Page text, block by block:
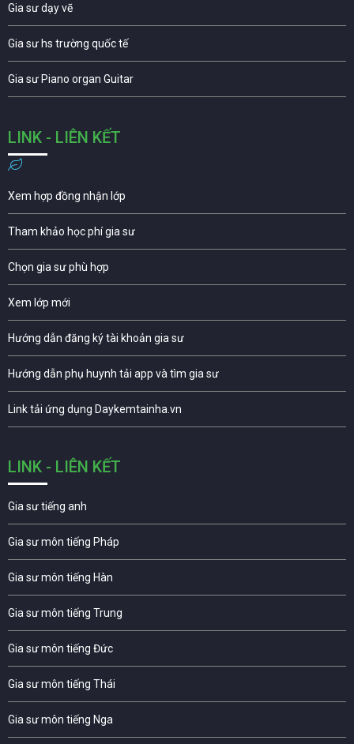
Gia sư dạy vẽ
Gia sư hs trường quốc tế
Gia sư Piano organ Guitar
LINK - LIÊN KẾT
Xem hợp đồng nhận lớp
Tham khảo học phí gia sư
Chọn gia sư phù hợp
Xem lớp mới
Hướng dẫn đăng ký tài khoản gia sư
Hướng dẫn phụ huynh tải app và tìm gia sư
Link tải ứng dụng Daykemtainha.vn
LINK - LIÊN KẾT
Gia sư tiếng anh
Gia sư môn tiếng Pháp
Gia sư môn tiếng Hàn
Gia sư môn tiếng Trung
Gia sư môn tiếng Đức
Gia sư môn tiếng Thái
Gia sư môn tiếng Nga